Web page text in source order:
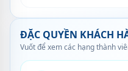
ĐẶC QUYỀN KHÁCH
Vuốt để xem các hạng thành